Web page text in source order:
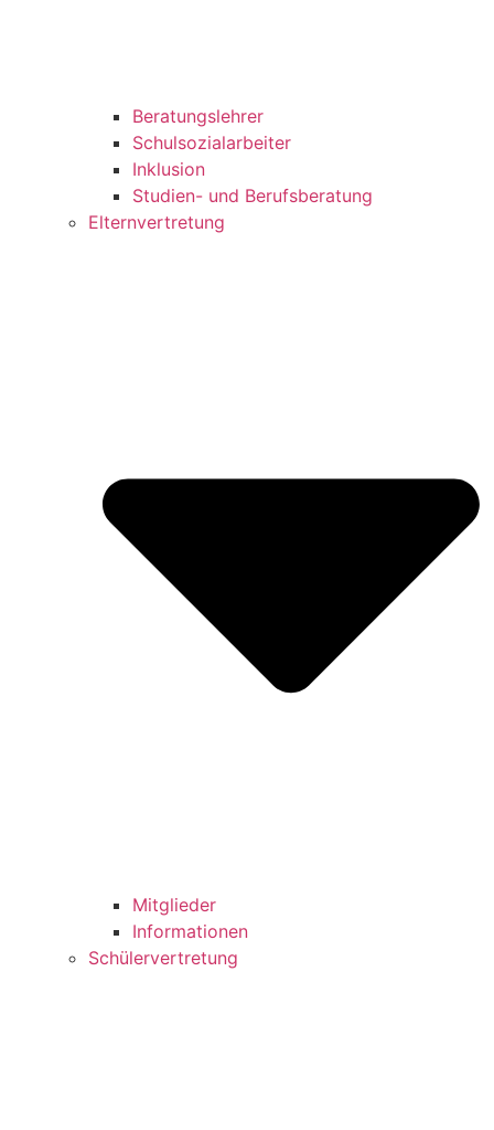
Beratungslehrer
Schulsozialarbeiter
Inklusion
Studien- und Berufsberatung
Elternvertretung
Mitglieder
Informationen
Schülervertretung